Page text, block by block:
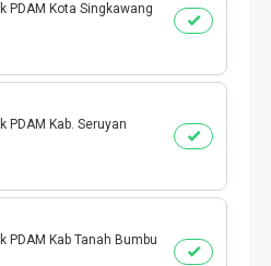
PDAM Kota Singkawang
PDAM Kab. Seruyan
PDAM Kab Tanah Bumbu